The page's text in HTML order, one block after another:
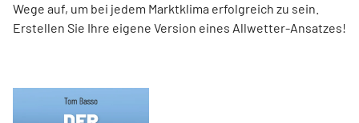
Wege auf, um bei jedem Marktklima erfolgreich zu sein.
Erstellen Sie Ihre eigene Version eines Allwetter-Ansatzes!